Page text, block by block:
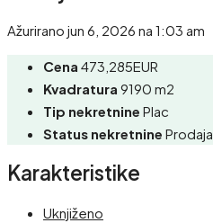
Ažurirano jun 6, 2026 na 1:03 am
Cena 473,285EUR
Kvadratura 9190 m2
Tip nekretnine Plac
Status nekretnine Prodaja
Karakteristike
Uknjiženo